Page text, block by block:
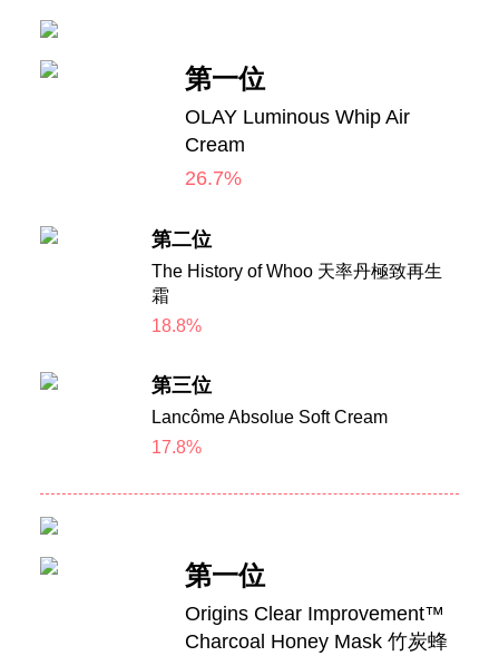
第一位
OLAY Luminous Whip Air
Cream
26.7%
第二位
The History of Whoo 天率丹極致再生
霜
18.8%
第三位
Lancôme Absolue Soft Cream
17.8%
第一位
Origins Clear Improvement™
Charcoal Honey Mask 竹炭蜂